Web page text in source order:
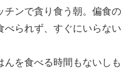
チンで貪り食う朝。偏食の
べられず、すぐにいらない
を食べる時間もないしも